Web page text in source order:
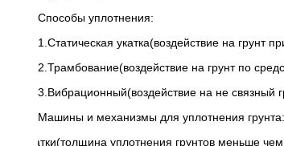
Способы уплотнения:
1.Статическая укатка(воздействие на грунт
2.Трамбование(воздействие на грунт по
3.Вибрационный(воздействие на не связный
Машины и механизмы для уплотнения грунта:
· катки(толщина уплотнения грунтов меньше